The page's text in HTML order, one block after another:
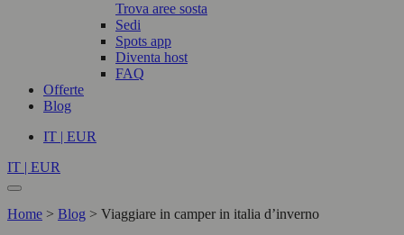
Trova aree sosta
Sedi
Spots app
Diventa host
FAQ
Offerte
Blog
IT | EUR
IT | EUR
Home > Blog > Viaggiare in camper in italia d’inverno